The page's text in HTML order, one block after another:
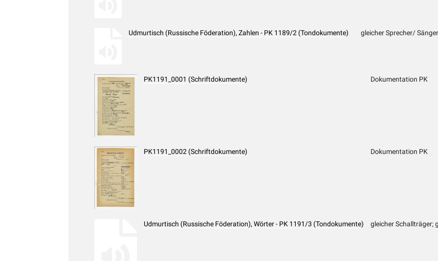
Udmurtisch (Russische Föderation), Zahlen - PK 1189/2 (Tondokumente) gleicher Sprecher/ Sänger
PK1191_0001 (Schriftdokumente) Dokumentation PK
PK1191_0002 (Schriftdokumente) Dokumentation PK
Udmurtisch (Russische Föderation), Wörter - PK 1191/3 (Tondokumente) gleicher Schallträger;